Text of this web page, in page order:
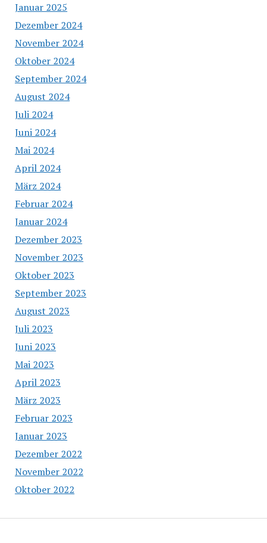
Januar 2025
Dezember 2024
November 2024
Oktober 2024
September 2024
August 2024
Juli 2024
Juni 2024
Mai 2024
April 2024
März 2024
Februar 2024
Januar 2024
Dezember 2023
November 2023
Oktober 2023
September 2023
August 2023
Juli 2023
Juni 2023
Mai 2023
April 2023
März 2023
Februar 2023
Januar 2023
Dezember 2022
November 2022
Oktober 2022